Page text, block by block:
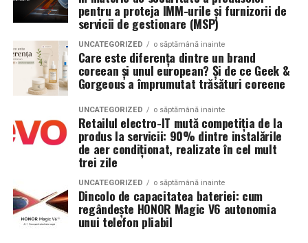
accesului in festival.
De asemenea, Summer Well promoveaza un mediu sigur
si responsabil, iar consumul de substante interzise este
strict interzis.
Regulamentul complet, impreuna cu lista obiectelor
permise si interzise, poate fi consultat pe site-ul oficial
al festivalului.
Un festival construit
Summer Well 2026 este un festival Orange, sustinut de
parteneri care contribuie la experienta editiei
fiecare dintre aceste cerințe într-o realitate.
îmbunătățirea eficienței în timp, fie că obiectivul este
creșterea performanței sau construirea unei rutine de
antrenament mai bine structurate.
Monitorizarea precisă a traseului cu HONOR
AccuTrack
Pentru activitățile în aer liber, HONOR Watch 6
integrează tehnologia HONOR AccuTrack, susținută de
un nou chipset GNSS și de un sistem GPS dual-band,
traseului.
Sistemul avansat de poziționare oferă informații
pentru a proteja IMM-urile și furnizorii de
servicii de gestionare (MSP)
UNCATEGORIZED o săptămână inainte
Care este diferența dintre un brand
coreean și unul european? Și de ce Geek &
Gorgeous a împrumutat trăsături coreene
UNCATEGORIZED o săptămână inainte
Retailul electro-IT mută competiția de la
produs la servicii: 90% dintre instalările
de aer condiționat, realizate în cel mult
trei zile
UNCATEGORIZED o săptămână inainte
Dincolo de capacitatea bateriei: cum
regândește HONOR Magic V6 autonomia
unui telefon pliabil